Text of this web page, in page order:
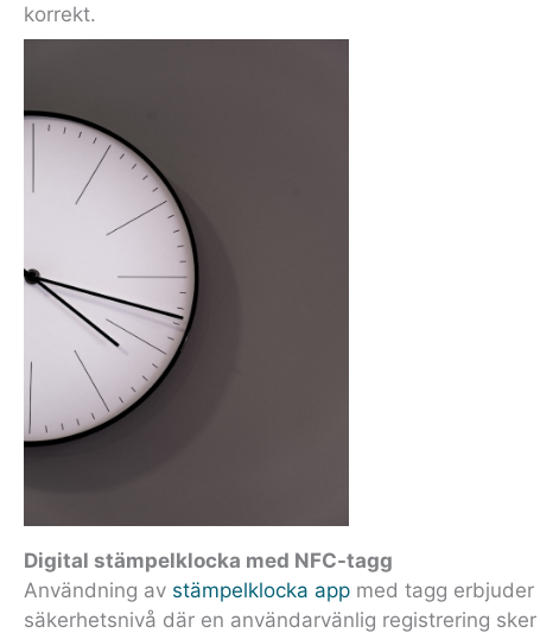
korrekt.
Digital stämpelklocka med NFC-tagg
Användning av stämpelklocka app med tagg erbjuder
säkerhetsnivå där en användarvänlig registrering